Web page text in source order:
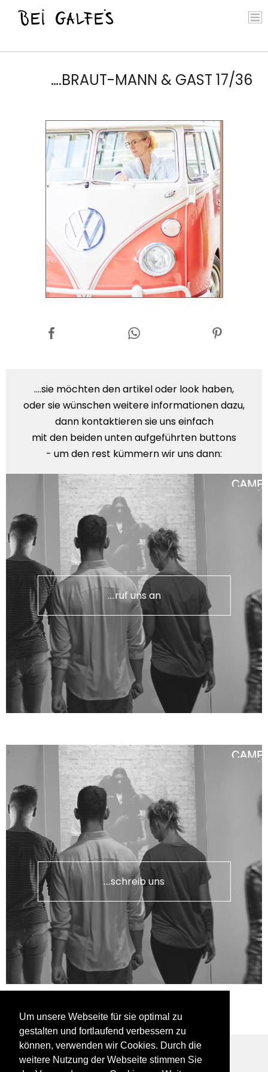
Um unsere Webseite für sie optimal zu
gestalten und fortlaufend verbessern zu
können, verwenden wir Cookies. Durch die
weitere Nutzung der Webseite stimmen Sie
….BRAUT-MANN & GAST 17/36
....sie möchten den artikel oder look haben,
oder sie wünschen weitere informationen dazu,
dann kontaktieren sie uns einfach
mit den beiden unten aufgeführten buttons
- um den rest kümmern wir uns dann:
....ruf uns an
>
....schreib uns